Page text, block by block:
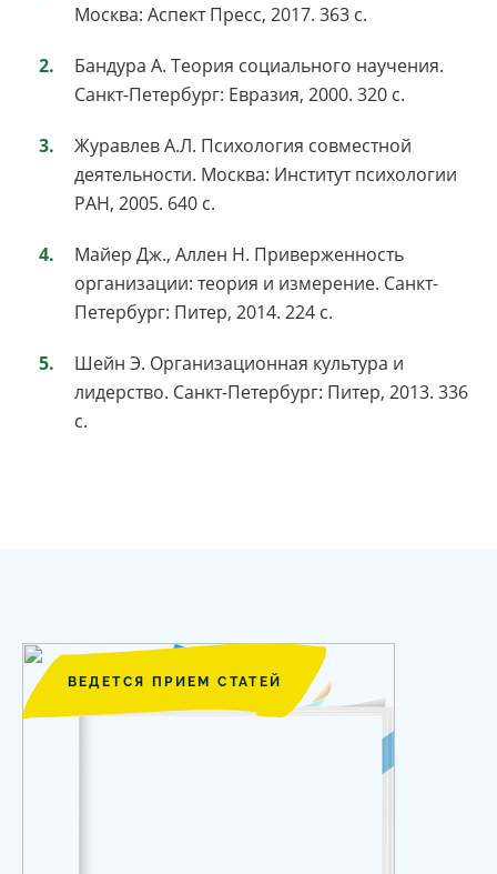
Москва: Аспект Пресс, 2017. 363 с.
Бандура А. Теория социального научения.
Санкт-Петербург: Евразия, 2000. 320 с.
Журавлев А.Л. Психология совместной
деятельности. Москва: Институт психологии
РАН, 2005. 640 с.
Майер Дж., Аллен Н. Приверженность
организации: теория и измерение. Санкт-
Петербург: Питер, 2014. 224 с.
Шейн Э. Организационная культура и
лидерство. Санкт-Петербург: Питер, 2013. 336
с.
ВЕДЕТСЯ ПРИЕМ СТАТЕЙ